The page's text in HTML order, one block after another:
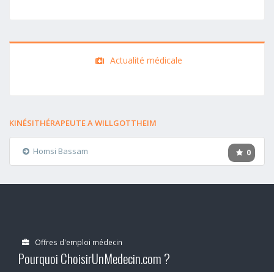
Actualité médicale
KINÉSITHÉRAPEUTE A WILLGOTTHEIM
0
Homsi Bassam
Offres d'emploi médecin
Pourquoi ChoisirUnMedecin.com ?